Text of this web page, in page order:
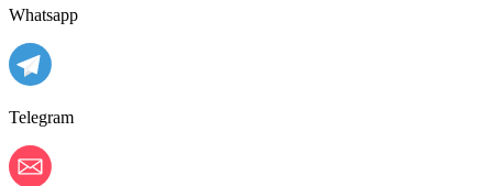
Whatsapp
Telegram